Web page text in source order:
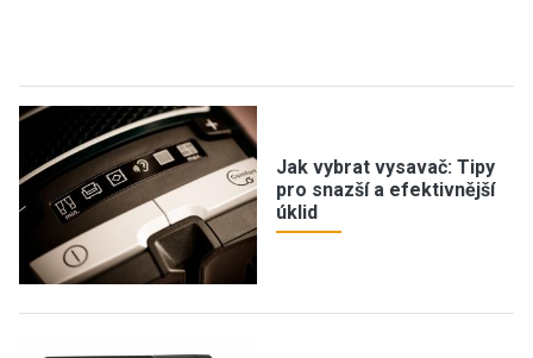
Jak vybrat vysavač: Tipy
pro snazší a efektivnější
úklid